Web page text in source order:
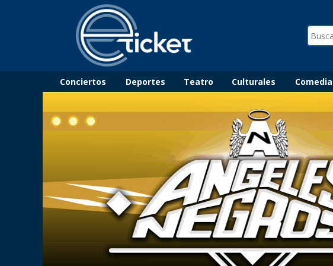
Conciertos Deportes Teatro Culturales Comedia